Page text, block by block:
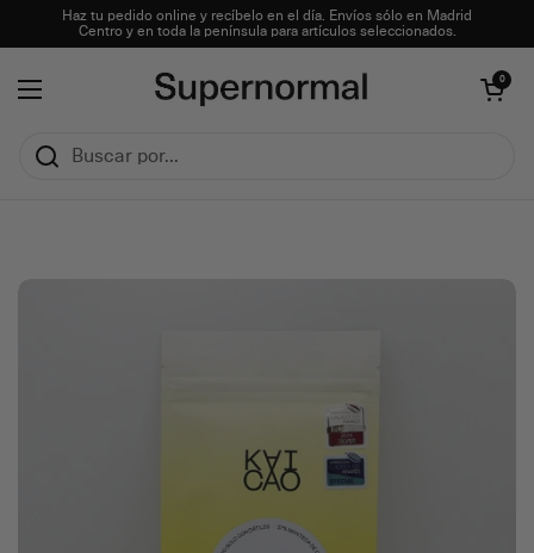
Ir al contenidoHaz tu pedido online y recíbelo en el día. Envíos sólo en Madrid
Centro y en toda la península para artículos seleccionados.
Abrir menú
Abrir carrito
0